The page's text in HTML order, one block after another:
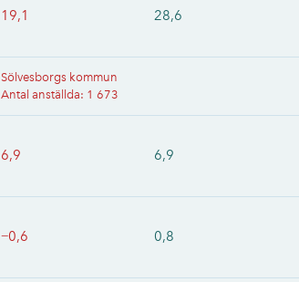
19,1 28,6
Sölvesborgs kommun
Antal anställda: 1 673
6,9 6,9
−0,6 0,8